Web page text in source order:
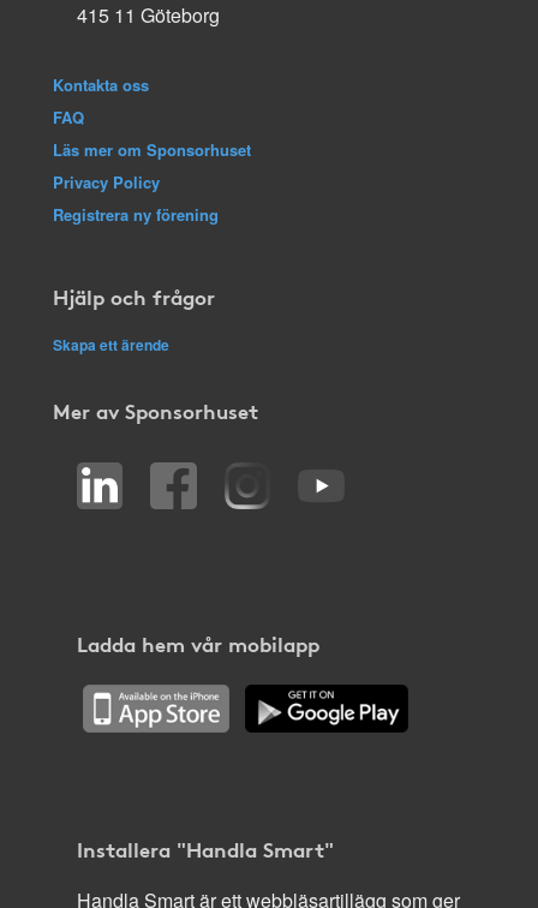
415 11 Göteborg
Kontakta oss
FAQ
Läs mer om Sponsorhuset
Privacy Policy
Registrera ny förening
Hjälp och frågor
Skapa ett ärende
Mer av Sponsorhuset
Ladda hem vår mobilapp
Installera "Handla Smart"
Handla Smart är ett webbläsartillägg som ger